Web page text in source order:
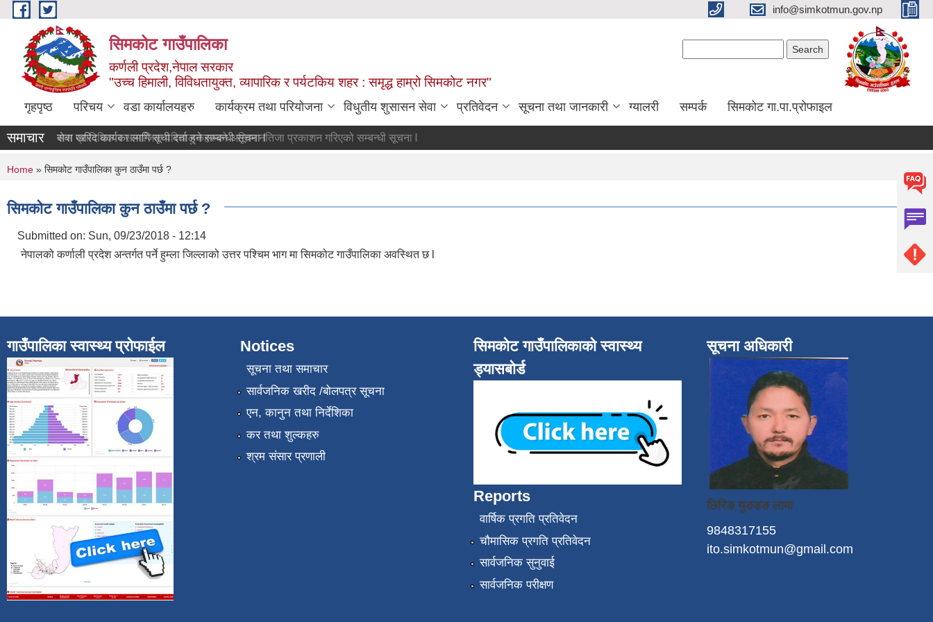
Skip to main content info@simkotmun.gov.np
सिमकोट गाउँपालिका
कर्णली प्रदेश,नेपाल सरकार
"उच्च हिमाली, विविधतायुक्त, व्यापारिक र पर्यटकिय शहर : समृद्ध हाम्रो सिमकोट नगर"
गृहपृष्ठ परिचय वडा कार्यालयहरु कार्यक्रम तथा परियोजना विधुतीय शुसासन सेवा प्रतिवेदन सूचना तथा जानकारी ग्यालरी सम्पर्क सिमकोट गा.पा.प्रोफाइल
समाचार सेवा खरिद कार्यका लागि सूची दर्ता हुने सम्बन्धी सूचना l
वास प्राविधिक र सामाजिक परिचालकहरुको अन्तिम नतिजा प्रकाशन गरिएको सम्बन्धी सूचना l
You are here
Home » सिमकोट गाउँपालिका कुन ठाउँमा पर्छ ?
सिमकोट गाउँपालिका कुन ठाउँमा पर्छ ?
Submitted on: Sun, 09/23/2018 - 12:14
नेपालको कर्णाली प्रदेश अन्तर्गत पर्ने हुम्ला जिल्लाको उत्तर पश्‍चिम भाग मा सिमकोट गाउँपालिका अवस्थित छ l
गाउँपालिका स्वास्थ्य प्रोफाईल Notices
सूचना तथा समाचार
सार्वजनिक खरीद /बोलपत्र सूचना
एन, कानुन तथा निर्देशिका
कर तथा शुल्कहरु
श्रम संसार प्रणाली
सिमकोट गाउँपालिकाको स्वास्थ्य
ड्यासबोर्ड
Reports
वार्षिक प्रगति प्रतिवेदन
चौमासिक प्रगति प्रतिवेदन
सार्वजनिक सुनुवाई
सार्वजनिक परीक्षण
सूचना अधिकारी
छिरिङ युङडङ लामा
9848317155
ito.simkotmun@gmail.com